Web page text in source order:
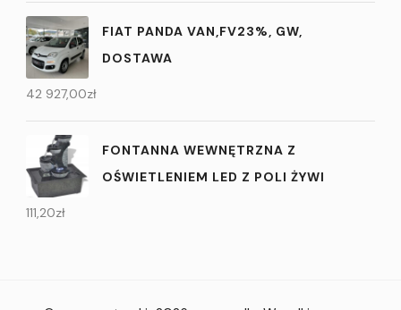
FIAT PANDA VAN,FV23%, GW,
DOSTAWA
42 927,00zł
FONTANNA WEWNĘTRZNA Z
OŚWIETLENIEM LED Z POLI ŻYWI
111,20zł